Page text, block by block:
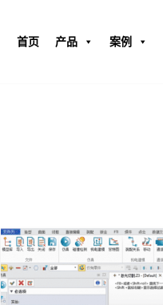
首页 产品 案例